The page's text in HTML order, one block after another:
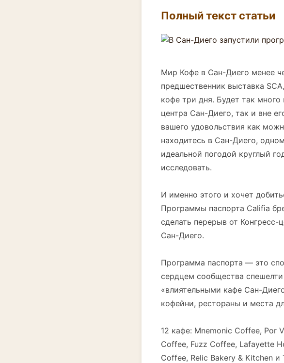
Полный текст статьи
Мир Кофе в Сан-Диего менее
предшественник выставка
кофе три дня. Будет так
центра Сан-Диего, так и вне
вашего удовольствия как
находитесь в Сан-Диего,
идеальной погодой круглый
исследовать.
И именно этого и хочет
Программы паспорта Califia
сделать перерыв от
Сан-Диего.
Программа паспорта — это
сердцем сообщества
«влиятельными кафе Сан-
кофейни, рестораны и места
12 кафе: Mnemonic Coffee, Por
Coffee, Fuzz Coffee, Lafayette
Coffee, Relic Bakery & Kitchen